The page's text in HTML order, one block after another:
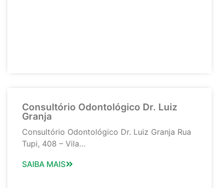
Consultório Odontológico Dr. Luiz
Granja
Consultório Odontológico Dr. Luiz Granja Rua
Tupi, 408 – Vila…
SAIBA MAIS